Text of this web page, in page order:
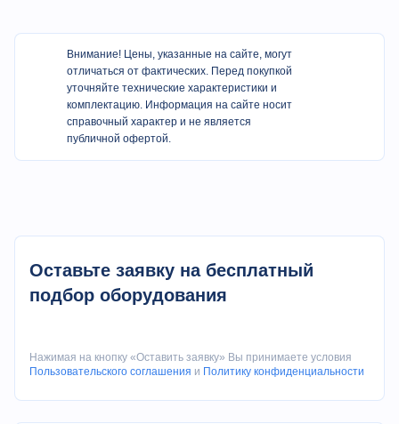
Ход по оси Z мм 300
Ход оси X мм 400
Мощность двигателя
нВ 10*2
Мощность двигателя
Устройство обработки
2*180° револьверная
Условия гарантии
Внимание! Цены, указанные на сайте, могут
отличаться от фактических. Перед покупкой
уточняйте технические характеристики и
комплектацию. Информация на сайте носит
справочный характер и не является
публичной офертой.
Оставьте заявку на бесплатный
подбор оборудования
Нажимая на кнопку «Оставить заявку» Вы принимаете условия
Пользовательского соглашения и Политику конфиденциальности